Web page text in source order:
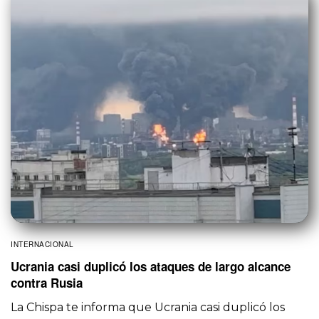
INTERNACIONAL
Ucrania casi duplicó los ataques de largo alcance
contra Rusia
La Chispa te informa que Ucrania casi duplicó los